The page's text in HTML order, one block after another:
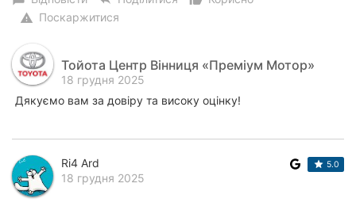
warning Поскаржитися
Тойота Центр Вінниця «Преміум Мотор»
18 грудня 2025
Дякуємо вам за довіру та високу оцінку!
Ri4 Ard
18 грудня 2025
5.0